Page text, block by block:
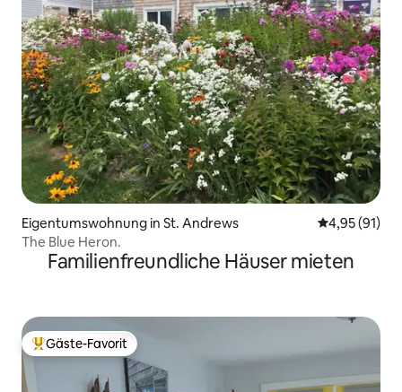
Eigentumswohnung in St. Andrews
4,95 (91)
The Blue Heron.
Familienfreundliche Häuser mieten
Beliebter Gäste-Favorit.
Gäste-Favorit